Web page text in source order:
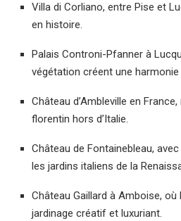
Villa di Corliano, entre Pise et
en histoire.
Palais Controni-Pfanner à
végétation créent une harmonie
Château d’Ambleville en
florentin hors d’Italie.
Château de Fontainebleau,
les jardins italiens de la
Château Gaillard à Amboise,
jardinage créatif et luxuriant.